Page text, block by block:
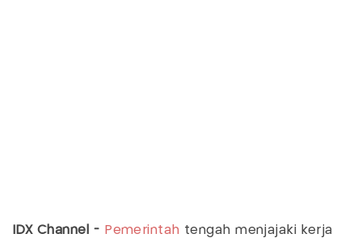
IDX Channel - Pemerintah tengah menjajaki kerja